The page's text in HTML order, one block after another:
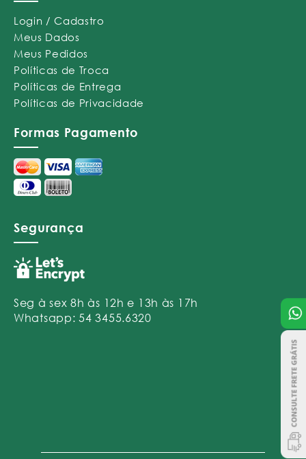
Login / Cadastro
Meus Dados
Meus Pedidos
Políticas de Troca
Políticas de Entrega
Políticas de Privacidade
Formas Pagamento
Segurança
Seg à sex 8h às 12h e 13h às 17h
Whatsapp: 54 3455.6320